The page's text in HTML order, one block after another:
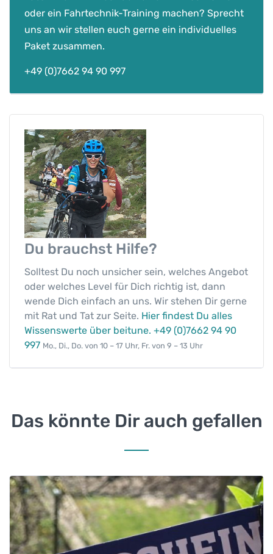
oder ein Fahrtechnik-Training machen? Sprecht
uns an wir stellen euch gerne ein individuelles
Paket zusammen.
+49 (0)7662 94 90 997
Du brauchst Hilfe?
Solltest Du noch unsicher sein, welches Angebot
oder welches Level für Dich richtig ist, dann
wende Dich einfach an uns. Wir stehen Dir gerne
mit Rat und Tat zur Seite. Hier findest Du alles
Wissenswerte über beitune. +49 (0)7662 94 90
997 Mo., Di., Do. von 10 – 17 Uhr, Fr. von 9 – 13 Uhr
Das könnte Dir auch gefallen